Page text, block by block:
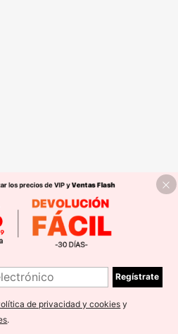
Regístrate
de privacidad y cookies y
.